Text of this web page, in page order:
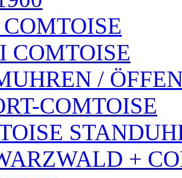
COMTOISE
/
COMTOISE
+